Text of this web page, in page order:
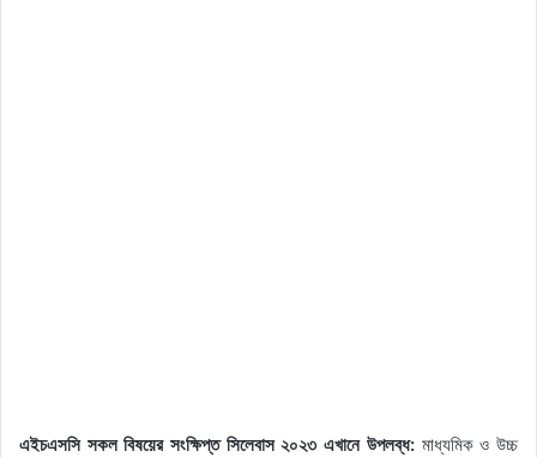
এইচএসসি সকল বিষয়ের সংক্ষিপ্ত সিলেবাস ২০২৩ এখানে উপলব্ধ:মাধ্যমিক ও উচ্চ